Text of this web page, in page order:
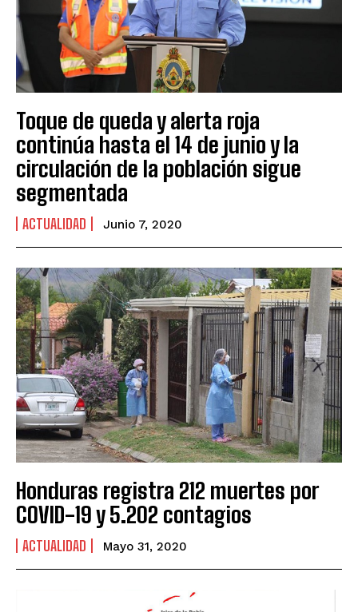
Toque de queda y alerta roja
continúa hasta el 14 de junio y la
circulación de la población sigue
segmentada
ACTUALIDAD Junio 7, 2020
Honduras registra 212 muertes por
COVID-19 y 5.202 contagios
ACTUALIDAD Mayo 31, 2020